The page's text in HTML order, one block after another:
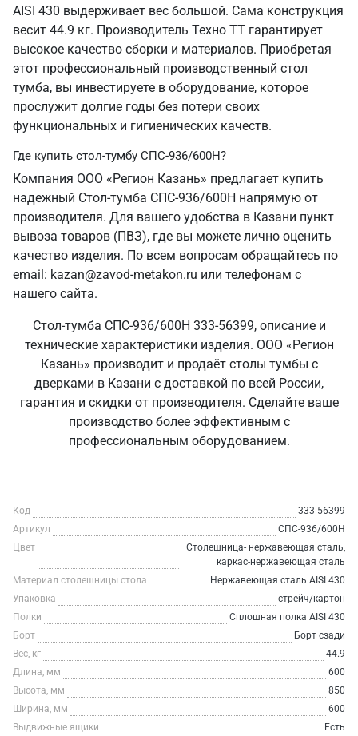
AISI 430 выдерживает вес большой. Сама конструкция
весит 44.9 кг. Производитель Техно ТТ гарантирует
высокое качество сборки и материалов. Приобретая
этот профессиональный производственный стол
тумба, вы инвестируете в оборудование, которое
прослужит долгие годы без потери своих
функциональных и гигиенических качеств.
Где купить стол-тумбу СПС-936/600Н?
Компания ООО «Регион Казань» предлагает купить
надежный Стол-тумба СПС-936/600Н напрямую от
производителя. Для вашего удобства в Казани пункт
вывоза товаров (ПВЗ), где вы можете лично оценить
качество изделия. По всем вопросам обращайтесь по
email: kazan@zavod-metakon.ru или телефонам с
нашего сайта.
Стол-тумба СПС-936/600Н 333-56399, описание и
технические характеристики изделия. ООО «Регион
Казань» производит и продаёт столы тумбы с
дверками в Казани с доставкой по всей России,
гарантия и скидки от производителя. Сделайте ваше
производство более эффективным с
профессиональным оборудованием.
Код
333-56399
Артикул
СПС-936/600Н
Цвет
Столешница- нержавеющая сталь,
каркас-нержавеющая сталь
Материал столешницы стола
Нержавеющая сталь AISI 430
Упаковка
стрейч/картон
Полки
Сплошная полка AISI 430
Борт
Борт сзади
Вес, кг
44.9
Длина, мм
600
Высота, мм
850
Ширина, мм
600
Выдвижные ящики
Есть